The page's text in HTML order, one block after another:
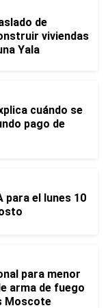
de
viviendas
Yala
cuándo se
pago de
para el lunes 10
para menor
arma de fuego
Moscote